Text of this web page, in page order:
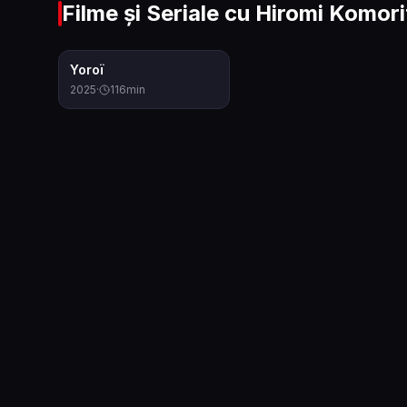
Filme și Seriale cu Hiromi
Yoroï
2025· 116min